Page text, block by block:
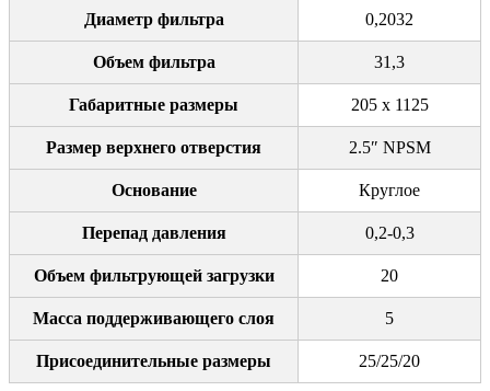
Диаметр фильтра 0,2032
Объем фильтра 31,3
Габаритные размеры 205 х 1125
Размер верхнего отверстия 2.5″ NPSM
Основание Круглое
Перепад давления 0,2-0,3
Объем фильтрующей загрузки 20
Масса поддерживающего слоя 5
Присоединительные размеры 25/25/20